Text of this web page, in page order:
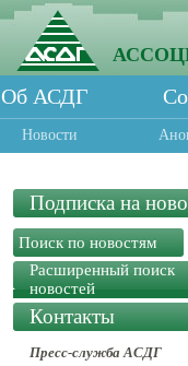
Об АСДГ
Новости
Подписка на
Расширенный поиск
новостей
Контакты
Пресс-служба АСДГ